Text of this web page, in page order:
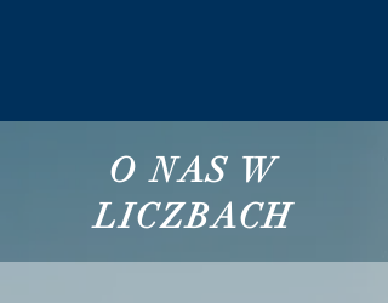
O NAS W
LICZBACH